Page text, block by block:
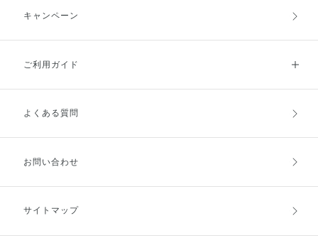
キャンペーン
ご利用ガイド
ご利用ガイドトップ
お支払方法
キャンセル・返品・交換
よくある質問
お問い合わせ
サイトマップ